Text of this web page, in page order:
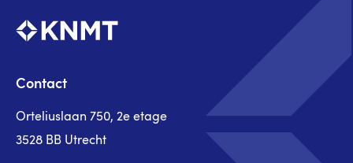
Contact
Orteliuslaan 750, 2e etage
3528 BB Utrecht